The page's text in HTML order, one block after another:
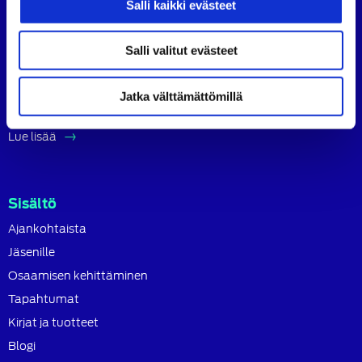
Salli kaikki evästeet
Salli valitut evästeet
Jatka välttämättömillä
Suomen Autoteknillinen Liitto ry (SATL) on autoalan
ammattilaisten ja asiantuntijoiden yhteistyö- ja
SATL toimii jäsenyhdistystensä kattojärjestönä, jonka
tavoitteena on ylläpitää ja kehittää koko autoalan
osaamista ja ammattitaitoa.
Lue lisää
Sisältö
Ajankohtaista
Jäsenille
Osaamisen kehittäminen
Tapahtumat
Kirjat ja tuotteet
Blogi